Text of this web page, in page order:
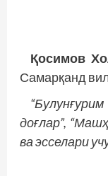
Қосимов
Самарқанд
доғлар”,
ва эсселари